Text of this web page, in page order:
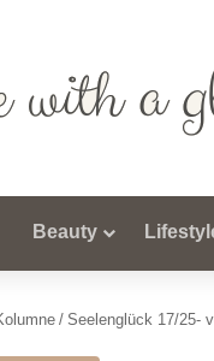
Beauty
/ Seelenglück 17/25-